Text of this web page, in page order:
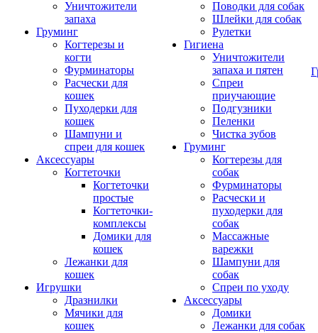
Уничтожители
запаха
Груминг
Когтерезы и
когти
Фурминаторы
Расчески для
кошек
Пуходерки для
кошек
Шампуни и
спреи для кошек
Аксессуары
Когтеточки
Когтеточки
простые
Когтеточки-
комплексы
Домики для
кошек
Лежанки для
кошек
Игрушки
Дразнилки
Мячики для
кошек
Поводки для собак
Шлейки для собак
Рулетки
Гигиена
Уничтожители
запаха и пятен
Спреи
приучающие
Подгузники
Пеленки
Чистка зубов
Груминг
Когтерезы для
собак
Фурминаторы
Расчески и
пуходерки для
собак
Массажные
варежки
Шампуни для
собак
Спреи по уходу
Аксессуары
Домики
Лежанки для собак